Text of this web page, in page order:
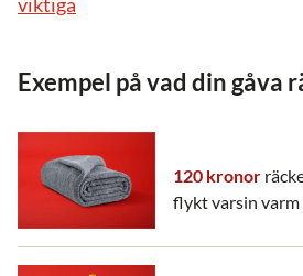
Exempel på vad din gåva
120 kronor
flykt varsin